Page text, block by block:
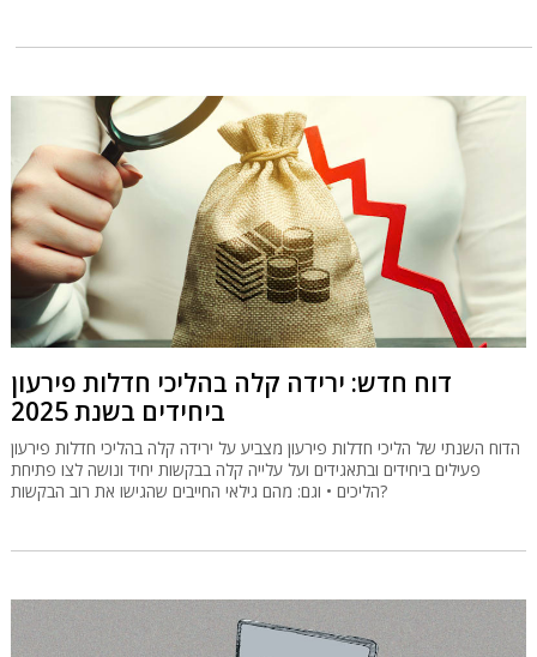
דוח חדש: ירידה קלה בהליכי חדלות פירעון
ביחידים בשנת 2025
הדוח השנתי של הליכי חדלות פירעון מצביע על ירידה קלה בהליכי חדלות פירעון
פעילים ביחידים ובתאגידים ועל עלייה קלה בבקשות יחיד ונושה לצו פתיחת
הליכים • וגם: מהם גילאי החייבים שהגישו את רוב הבקשות?